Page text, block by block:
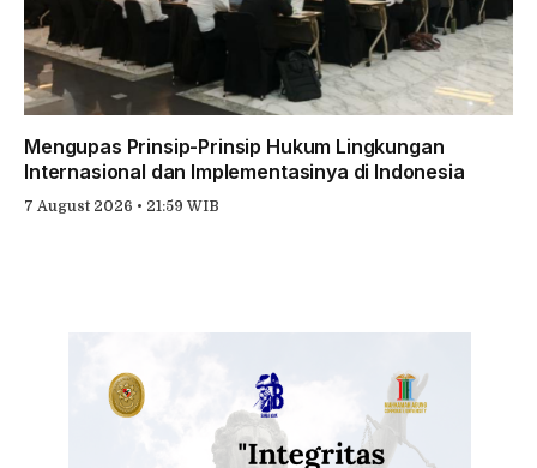
Mengupas Prinsip-Prinsip Hukum Lingkungan
Internasional dan Implementasinya di Indonesia
7 August 2026 • 21:59 WIB